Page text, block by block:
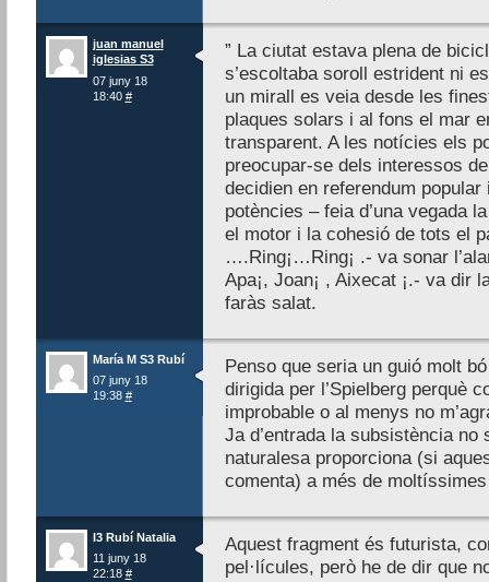
juan manuel
iglesias S3
07 juny 18
18:40 #
” La ciutat estava plena de
s’escoltaba soroll estrident ni
un mirall es veia desde les
plaques solars i al fons el mar
transparent. A les notícies els
preocupar-se dels interessos
decidien en referendum
potències – feia d’una vegada
el motor i la cohesió de tots el
….Ring¡…Ring¡ .- va sonar
Apa¡, Joan¡ , Aixecat ¡.- va dir
faràs salat.
María M S3 Rubí
07 juny 18
19:38 #
Penso que seria un guió molt
dirigida per l’Spielberg perquè
improbable o al menys no
Ja d’entrada la subsistència no
naturalesa proporciona (si
comenta) a més de
I3 Rubí Natalia
11 juny 18
22:18 #
Aquest fragment és futurista,
pel·lícules, però he de dir que